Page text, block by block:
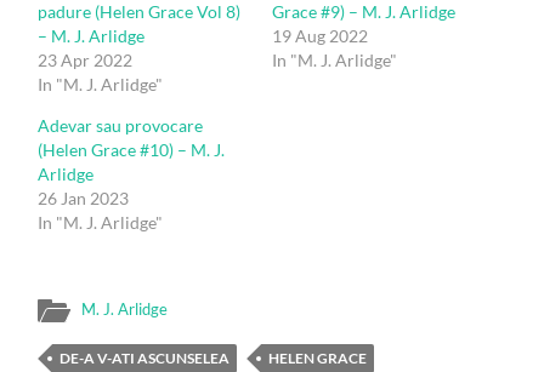
padure (Helen Grace Vol 8)
– M. J. Arlidge
23 Apr 2022
In "M. J. Arlidge"
Grace #9) – M. J. Arlidge
19 Aug 2022
In "M. J. Arlidge"
Adevar sau provocare
(Helen Grace #10) – M. J.
Arlidge
26 Jan 2023
In "M. J. Arlidge"
M. J. Arlidge
DE-A V-ATI ASCUNSELEA
HELEN GRACE